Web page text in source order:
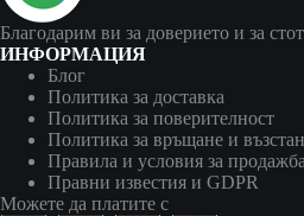
Благодарим ви за доверието и за
ИНФОРМАЦИЯ
Блог
Политика за доставка
Политика за поверителност
Политика за връщане и
Правила и условия за
Правни известия и GDPR
Можете да платите с